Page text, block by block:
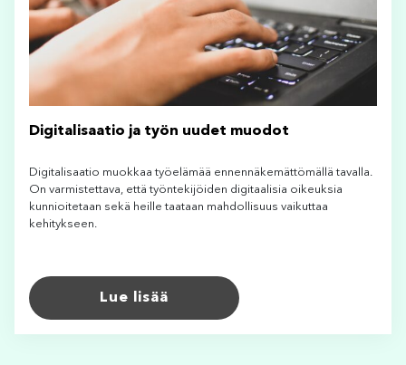
Digitalisaatio ja työn uudet muodot
Digitalisaatio muokkaa työelämää ennennäkemättömällä tavalla.
On varmistettava, että työntekijöiden digitaalisia oikeuksia
kunnioitetaan sekä heille taataan mahdollisuus vaikuttaa
kehitykseen.
Lue lisää